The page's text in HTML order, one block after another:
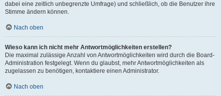
dabei eine zeitlich unbegrenzte Umfrage) und schließlich, ob die Benutzer ihre
Stimme ändern können.
Nach oben
Wieso kann ich nicht mehr Antwortmöglichkeiten erstellen?
Die maximal zulässige Anzahl von Antwortmöglichkeiten wird durch die Board-
Administration festgelegt. Wenn du glaubst, mehr Antwortmöglichkeiten als
zugelassen zu benötigen, kontaktiere einen Administrator.
Nach oben